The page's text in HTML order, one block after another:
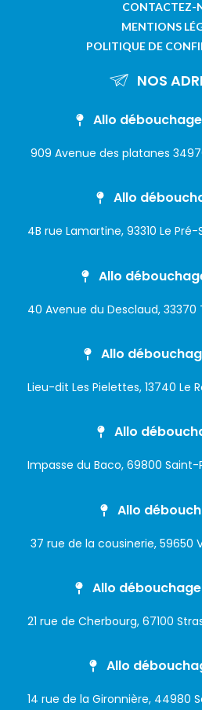
CONTACTEZ-
MENTIONS
POLITIQUE DE
NOS
Allo
909 Avenue des platanes
Allo
4B rue Lamartine, 93310 Le
Allo
40 Avenue du Desclaud, 33370
Allo
Lieu-dit Les Pielettes, 13740 Le
Allo
Impasse du Baco, 69800 Saint-
Allo
37 rue de la cousinerie, 59650
Allo
21 rue de Cherbourg, 67100
Allo
14 rue de la Gironnière, 44980